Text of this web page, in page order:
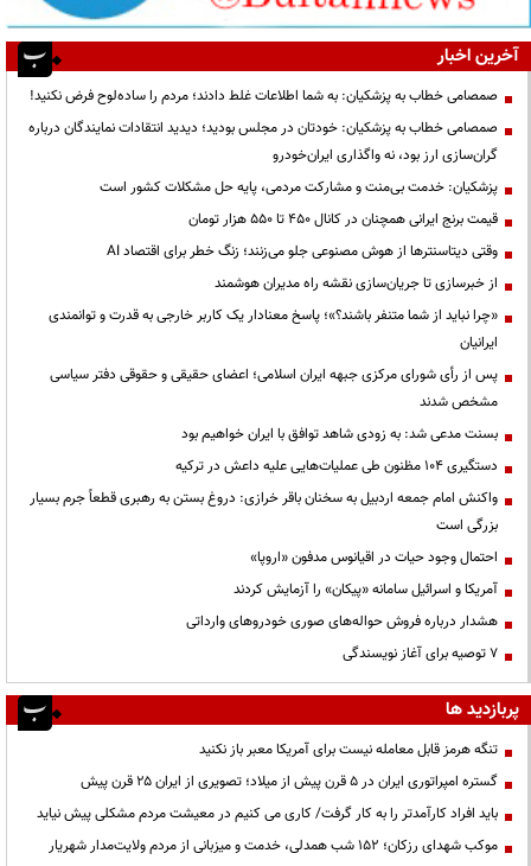
آخرین اخبار
صمصامی خطاب به پزشکیان: به شما اطلاعات غلط دادند؛ مردم را ساده‌لوح فرض نکنید!
صمصامی خطاب به پزشکیان: خودتان در مجلس بودید؛ دیدید انتقادات نمایندگان درباره
گران‌سازی ارز بود، نه واگذاری ایران‌خودرو
پزشکیان: خدمت بی‌منت و مشارکت مردمی، پایه حل مشکلات کشور است
قیمت‌ برنج ایرانی همچنان در کانال ۴۵۰ تا ۵۵۰ هزار تومان
وقتی دیتاسنترها از هوش مصنوعی جلو می‌زنند؛ زنگ خطر برای اقتصاد AI
از خبرسازی تا جریان‌سازی نقشه راه مدیران هوشمند
«چرا نباید از شما متنفر باشند؟»؛ پاسخ معنادار یک کاربر خارجی به قدرت و توانمندی
ایرانیان
پس از رأی شورای مرکزی جبهه ایران اسلامی؛ اعضای حقیقی و حقوقی دفتر سیاسی
مشخص شدند
بسنت مدعی شد: به زودی شاهد توافق با ایران خواهیم بود
دستگیری ۱۰۴ مظنون طی عملیات‌هایی علیه داعش در ترکیه
واکنش امام جمعه اردبیل به سخنان باقر خرازی: دروغ بستن به رهبری قطعاً جرم بسیار
بزرگی است
احتمال وجود حیات در اقیانوس مدفون «اروپا»
آمریکا و اسرائیل سامانه «پیکان» را آزمایش کردند
هشدار درباره فروش حواله‌های صوری خودروهای وارداتی
۷ توصیه برای آغاز نویسندگی
پربازدید ها
تنگه هرمز قابل معامله نیست برای آمریکا معبر باز نکنید
گستره امپراتوری ایران در ۵ قرن پیش از میلاد؛ تصویری از ایران ۲۵ قرن پیش
باید افراد کارآمدتر را به کار گرفت/ کاری می کنیم در معیشت مردم مشکلی پیش نیاید
موکب شهدای رزکان؛ ۱۵۲ شب همدلی، خدمت و میزبانی از مردم ولایت‌مدار شهریار